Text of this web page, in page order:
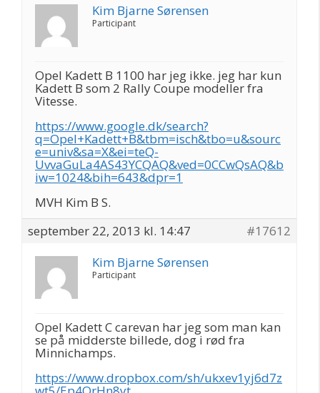
Kim Bjarne Sørensen
Participant
Opel Kadett B 1100 har jeg ikke. jeg har kun
Kadett B som 2 Rally Coupe modeller fra
Vitesse.
https://www.google.dk/search?
q=Opel+Kadett+B&tbm=isch&tbo=u&sourc
e=univ&sa=X&ei=teQ-
UvvaGuLa4AS43YCQAQ&ved=0CCwQsAQ&b
iw=1024&bih=643&dpr=1
MVH Kim B S.
september 22, 2013 kl. 14:47
#17612
Kim Bjarne Sørensen
Participant
Opel Kadett C carevan har jeg som man kan
se på midderste billede, dog i rød fra
Minnichamps.
https://www.dropbox.com/sh/ukxev1yj6d7z